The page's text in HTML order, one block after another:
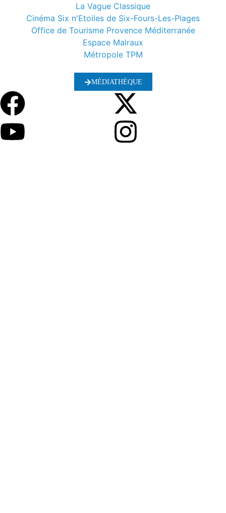
La Vague Classique
Cinéma Six n'Etoiles de Six-Fours-Les-Plages
Office de Tourisme Provence Méditerranée
Espace Malraux
Métropole TPM
MÉDIATHÈQUE